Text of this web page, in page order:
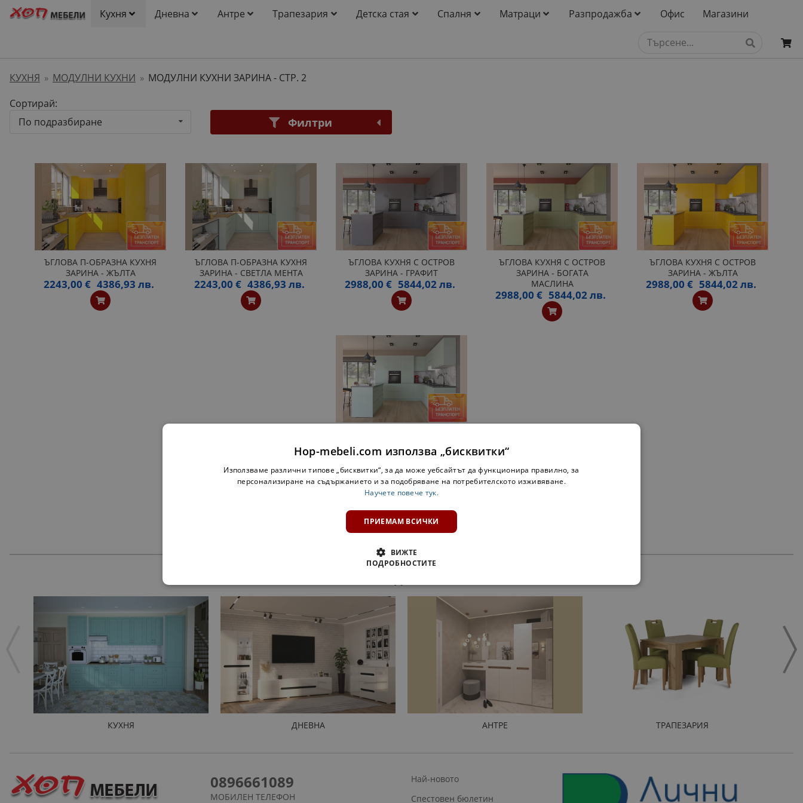
Кухня Дневна Антре Трапезария Детска стая Спалня Матраци Разпродажба Офис Магазини
КУХНЯ » МОДУЛНИ КУХНИ » МОДУЛНИ КУХНИ ЗАРИНА- СТР. 2
Сортирай:
По подразбиране
Филтри
ЪГЛОВА П-ОБРАЗНА КУХНЯ
ЗАРИНА - ЖЪЛТА
2243,00 € 4386,93 лв.
ЪГЛОВА П-ОБРАЗНА КУХНЯ
ЗАРИНА - СВЕТЛА МЕНТА
2243,00 € 4386,93 лв.
ЪГЛОВА КУХНЯ С ОСТРОВ
ЗАРИНА - ГРАФИТ
2988,00 € 5844,02 лв.
ЪГЛОВА КУХНЯ С ОСТРОВ
ЗАРИНА - БОГАТА
МАСЛИНА
2988,00 € 5844,02 лв.
ЪГЛОВА КУХНЯ С ОСТРОВ
ЗАРИНА - ЖЪЛТА
2988,00 € 5844,02 лв.
ЗАРИНА - СВЕТЛА МЕНТА
2988,00 € 5844,02 лв.
1 2
КУХНЯ ДНЕВНА АНТРЕ ТРАПЕЗАРИЯ
0896661089
МОБИЛЕН ТЕЛЕФОН
Най-новото
Спестовен бюлетин
Hop-mebeli.com използва „бисквитки“
Използваме различни типове „бисквитки“, за да може уебсайтът да функционира правилно, за
персонализиране на съдържанието и за подобряване на потребителското изживяване.
Научете повече тук.
ПРИЕМАМ ВСИЧКИ
ВИЖТЕ
ПОДРОБНОСТИТЕ